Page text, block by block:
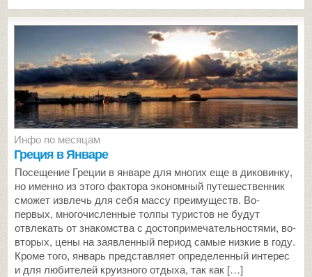
Инфо по месяцам
Греция в Январе
Посещение Греции в январе для многих еще в диковинку,
но именно из этого фактора экономный путешественник
сможет извлечь для себя массу преимуществ. Во-
первых, многочисленные толпы туристов не будут
отвлекать от знакомства с достопримечательностями, во-
вторых, цены на заявленный период самые низкие в году.
Кроме того, январь представляет определенный интерес
и для любителей круизного отдыха, так как […]